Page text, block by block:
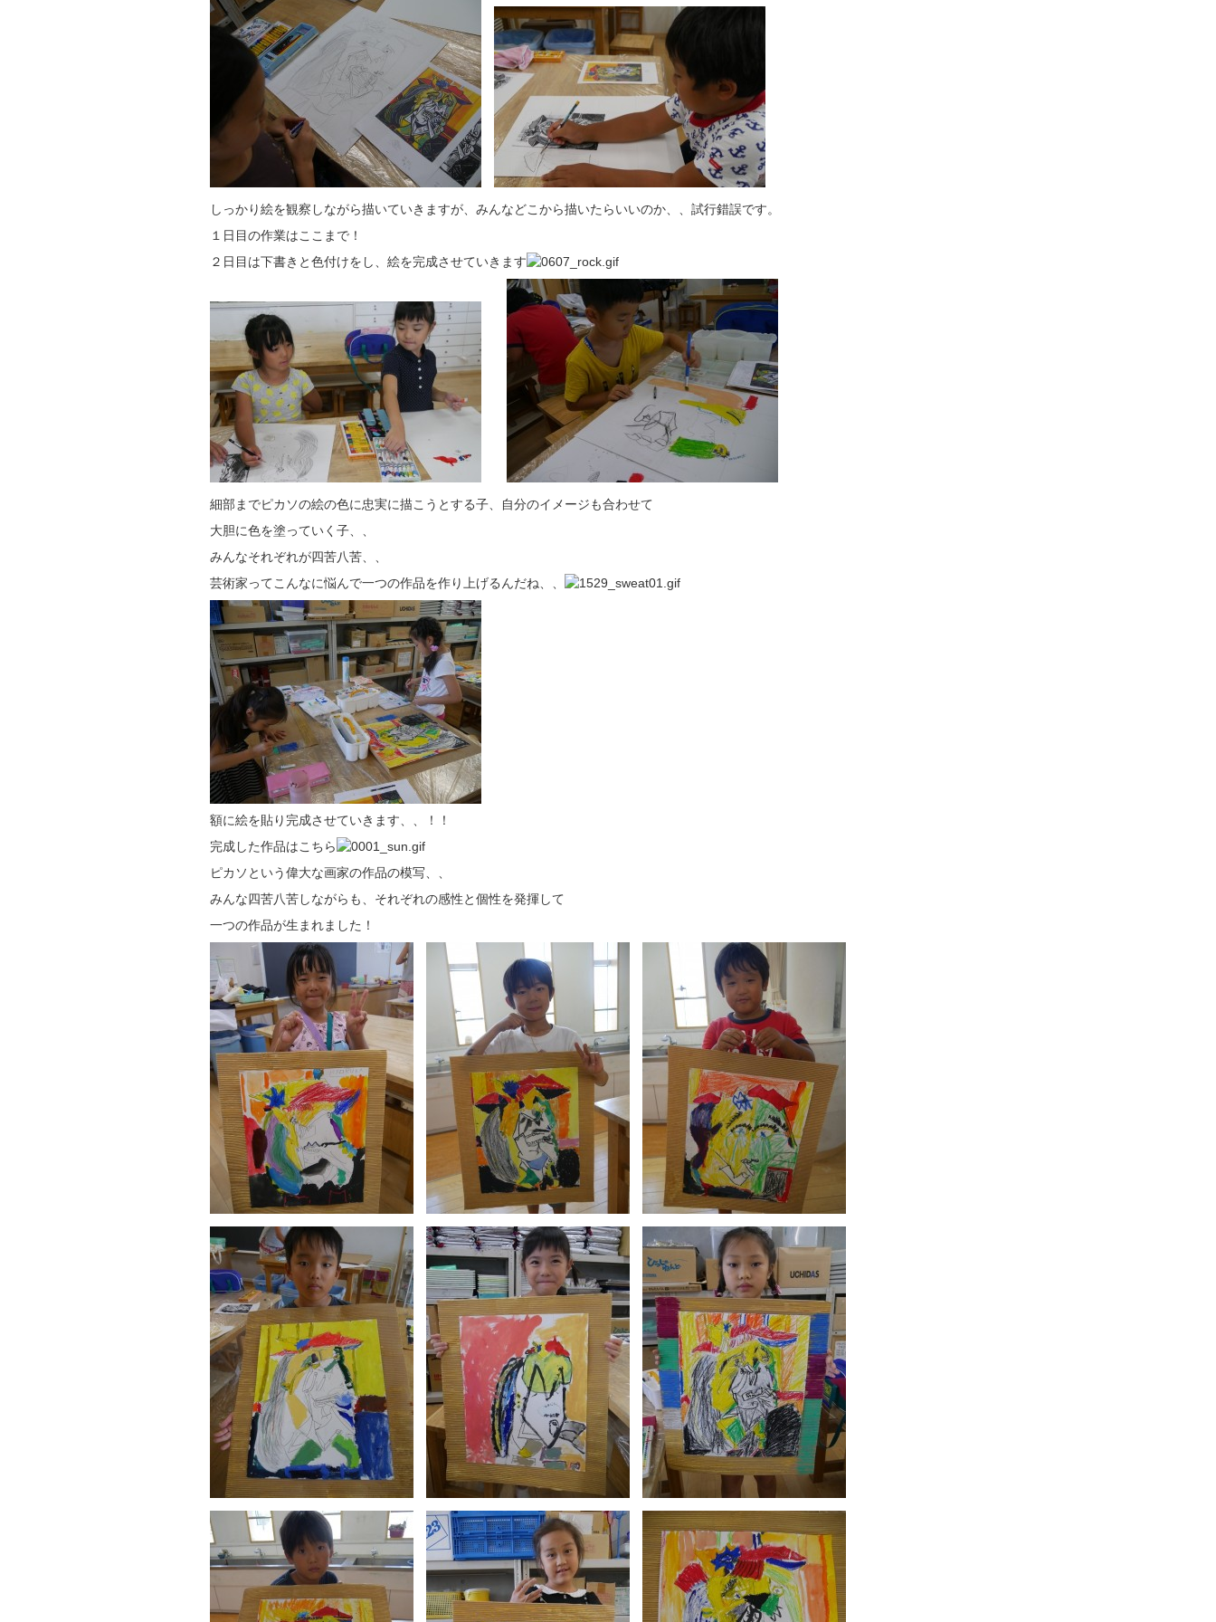
しっかり絵を観察しながら描いていきますが、みんなどこから描いたらいいのか、、試行錯誤です。
１日目の作業はここまで！
２日目は下書きと色付けをし、絵を完成させていきます
細部までピカソの絵の色に忠実に描こうとする子、自分のイメージも合わせて
大胆に色を塗っていく子、、
みんなそれぞれが四苦八苦、、
芸術家ってこんなに悩んで一つの作品を作り上げるんだね、、
額に絵を貼り完成させていきます、、！！
完成した作品はこちら
ピカソという偉大な画家の作品の模写、、
みんな四苦八苦しながらも、それぞれの感性と個性を発揮して
一つの作品が生まれました！